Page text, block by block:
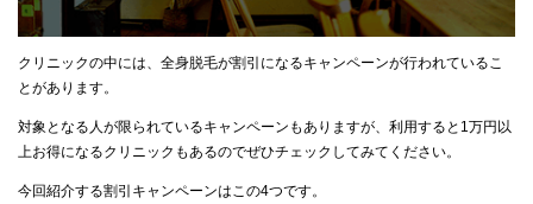
クリニックの中には、全身脱毛が割引になるキャンペーンが行われているこ
とがあります。
対象となる人が限られているキャンペーンもありますが、利用すると1万円以
上お得になるクリニックもあるのでぜひチェックしてみてください。
今回紹介する割引キャンペーンはこの4つです。